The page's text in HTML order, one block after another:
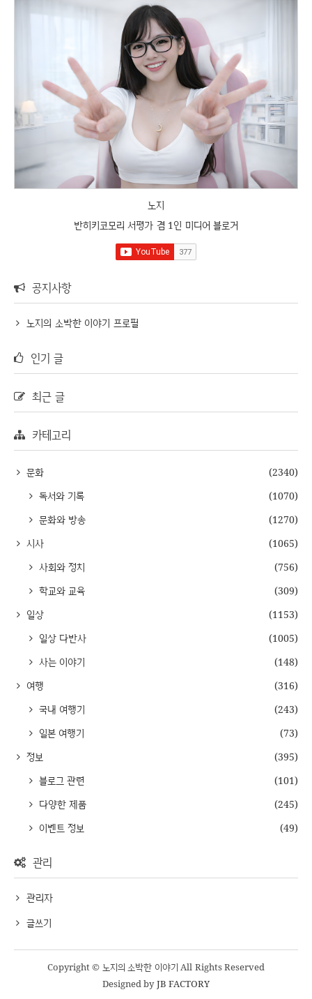
노지
반히키코모리 서평가 겸 1인 미디어 블로거
공지사항
노지의 소박한 이야기 프로필
인기 글
최근 글
카테고리
문화
(2340)
독서와 기록
(1070)
문화와 방송
(1270)
시사
(1065)
사회와 정치
(756)
학교와 교육
(309)
일상
(1153)
일상 다반사
(1005)
사는 이야기
(148)
여행
(316)
국내 여행기
(243)
일본 여행기
(73)
정보
(395)
블로그 관련
(101)
다양한 제품
(245)
이벤트 정보
(49)
관리
관리자
글쓰기
Copyright © 노지의 소박한 이야기 All Rights Reserved
Designed byJB FACTORY